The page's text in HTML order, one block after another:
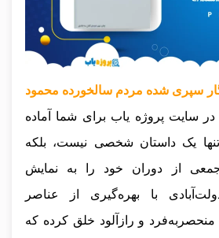
سپری شده مردم سالخورده محمود
در سایت پروژه یاب برای شما آماده
یک داستان شخصی نیست، بلکه
از دوران خود را به نمایش
با بهره‌گیری از عناصر
و رازآلود خلق کرده که